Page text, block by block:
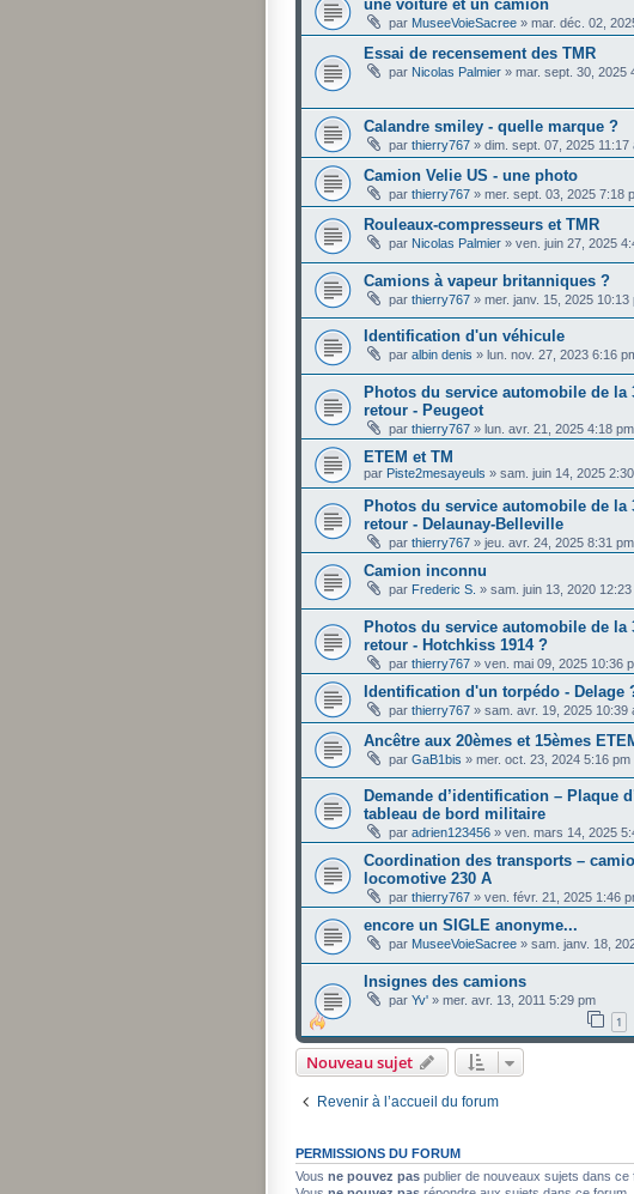
une voiture et un camion
par MuseeVoieSacree » mar. déc. 02,
Essai de recensement des TMR
par Nicolas Palmier » mar. sept. 30, 2025
Calandre smiley - quelle marque ?
par thierry767 » dim. sept. 07, 2025 11:17
Camion Velie US - une photo
par thierry767 » mer. sept. 03, 2025 7:18
Rouleaux-compresseurs et TMR
par Nicolas Palmier » ven. juin 27, 2025
Camions à vapeur britanniques ?
par thierry767 » mer. janv. 15, 2025 10:13
Identification d'un véhicule
par albin denis » lun. nov. 27, 2023 6:16
Photos du service automobile de la
retour - Peugeot
par thierry767 » lun. avr. 21, 2025 4:18 pm
ETEM et TM
par Piste2mesayeuls » sam. juin 14, 2025
Photos du service automobile de la
retour - Delaunay-Belleville
par thierry767 » jeu. avr. 24, 2025 8:31 pm
Camion inconnu
par Frederic S. » sam. juin 13, 2020 12:23
Photos du service automobile de la
retour - Hotchkiss 1914 ?
par thierry767 » ven. mai 09, 2025 10:36
Identification d'un torpédo - Delage
par thierry767 » sam. avr. 19, 2025 10:39
Ancêtre aux 20èmes et 15èmes
par GaB1bis » mer. oct. 23, 2024 5:16 pm
Demande d’identification – Plaque
tableau de bord militaire
par adrien123456 » ven. mars 14, 2025
Coordination des transports –
locomotive 230 A
par thierry767 » ven. févr. 21, 2025 1:46
encore un SIGLE anonyme...
par MuseeVoieSacree » sam. janv. 18,
Insignes des camions
par Yv' » mer. avr. 13, 2011 5:29 pm
1
Nouveau sujet
Revenir à l’accueil du forum
PERMISSIONS DU FORUM
Vous ne pouvez pas publier de nouveaux sujets dans ce